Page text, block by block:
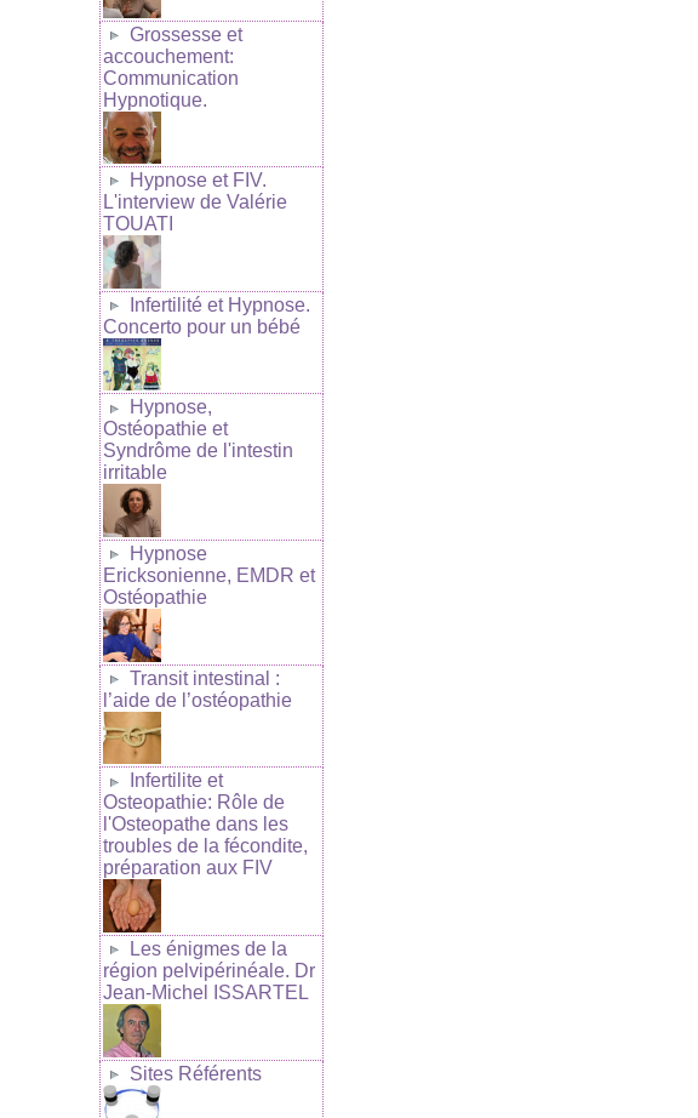
Grossesse et
accouchement:
Communication
Hypnotique.
Hypnose et FIV.
L'interview de Valérie
TOUATI
Infertilité et Hypnose.
Concerto pour un bébé
Hypnose,
Ostéopathie et
Syndrôme de l'intestin
irritable
Hypnose
Ericksonienne, EMDR et
Ostéopathie
Transit intestinal :
l’aide de l’ostéopathie
Infertilite et
Osteopathie: Rôle de
l'Osteopathe dans les
troubles de la fécondite,
préparation aux FIV
Les énigmes de la
région pelvipérinéale. Dr
Jean-Michel ISSARTEL
Sites Référents